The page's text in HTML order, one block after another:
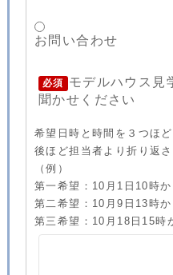
お問い合わせ
必須
モデルハウス見
聞かせください
希望日時と時間を３つほ
後ほど担当者より折り返
（例）
第一希望：10月1日10時か
第二希望：10月9日13時か
第三希望：10月18日15時